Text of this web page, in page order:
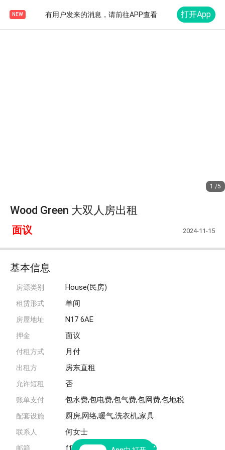
NEW 有用户发来的消息，请前往APP查看 打开App
1 /5
Wood Green 大双人房出租
面议 2024-11-15
基本信息
房源类别 House(民房)
租赁形式 单间
房屋地址 N17 6AE
押金 面议
付租方式 月付
出租方 房东直租
允许短租 否
账单支付 包水费,包电费,包气费,包网费,包地税
配套设施 厨房,网络,暖气,洗衣机,家具
联系人 何女士
邮箱 ffhe20123@gmail.com